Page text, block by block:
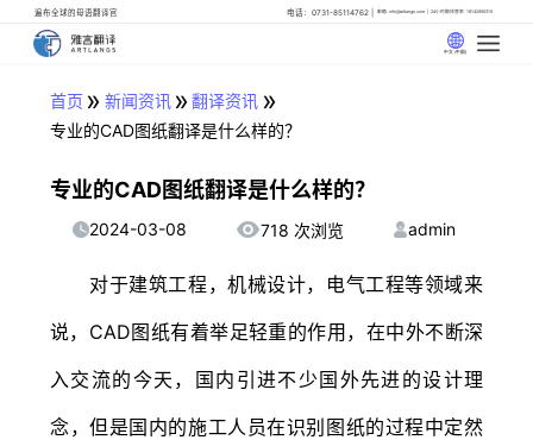
遍布全球的母语翻译官 电话：0731-85114762 邮箱: info@artlangs.com 24小时翻译管家: 18142666316
中文 (中国)
首页 » 新闻资讯» 翻译资讯 »
专业的CAD图纸翻译是什么样的？
专业的CAD图纸翻译是什么样的？
2024-03-08 718 次浏览 admin
对于建筑工程，机械设计，电气工程等领域来
说，CAD图纸有着举足轻重的作用，在中外不断深
入交流的今天，国内引进不少国外先进的设计理
念，但是国内的施工人员在识别图纸的过程中定然